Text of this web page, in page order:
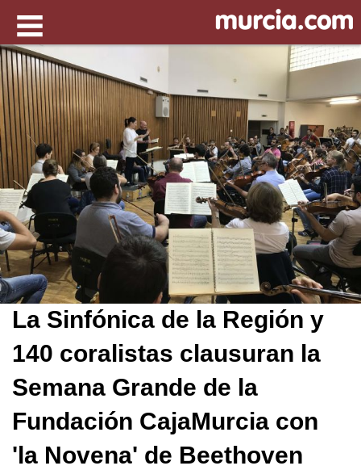
La Sinfónica de la Región y
140 coralistas clausuran la
Semana Grande de la
Fundación CajaMurcia con
'la Novena' de Beethoven